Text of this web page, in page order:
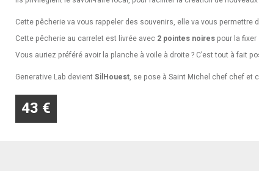
Cette pêcherie va vous rappeler des souvenirs, elle va vous
Cette pêcherie au carrelet est livrée avec 2 pointes noires pour la fixer
Vous auriez préféré avoir la planche à voile à droite ? C’est tout à fait
Generative Lab devient SilHouest, se pose à Saint Michel chef chef et
43 €